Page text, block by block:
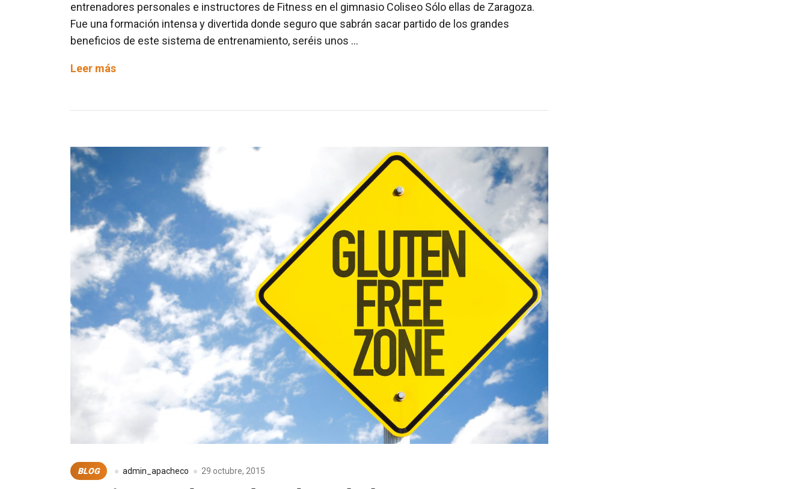
entrenadores personales e instructores de Fitness en el gimnasio Coliseo Sólo ellas de Zaragoza.
Fue una formación intensa y divertida donde seguro que sabrán sacar partido de los grandes
beneficios de este sistema de entrenamiento, seréis unos …
Leer másFormación
BLOG admin_apacheco 29 octubre, 2015